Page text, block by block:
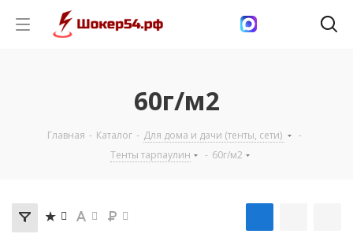
60г/м2
Главная - Каталог - Для дома и дачи (тенты, сети)
-
Тенты тарпаулин
- 60г/м2